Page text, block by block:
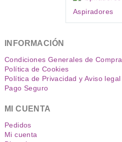
Aspiradores
INFORMACIÓN
Condiciones Generales de Compra
Política de Cookies
Política de Privacidad y Aviso legal
Pago Seguro
MI CUENTA
Pedidos
Mi cuenta